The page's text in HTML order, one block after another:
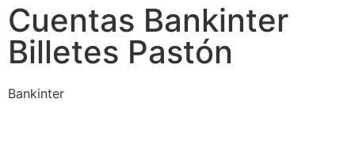
Cuentas Bankinter
Billetes Pastón
Bankinter